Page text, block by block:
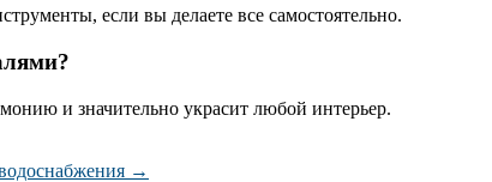
если вы делаете все самостоятельно.
и значительно украсит любой интерьер.
→